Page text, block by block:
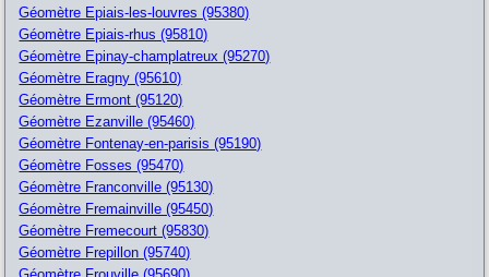
Géomètre Epiais-les-louvres (95380)
Géomètre Epiais-rhus (95810)
Géomètre Epinay-champlatreux (95270)
Géomètre Eragny (95610)
Géomètre Ermont (95120)
Géomètre Ezanville (95460)
Géomètre Fontenay-en-parisis (95190)
Géomètre Fosses (95470)
Géomètre Franconville (95130)
Géomètre Fremainville (95450)
Géomètre Fremecourt (95830)
Géomètre Frepillon (95740)